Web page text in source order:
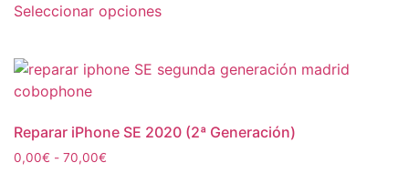
Seleccionar opciones
Reparar iPhone SE 2020 (2ª Generación)
0,00€ - 70,00€